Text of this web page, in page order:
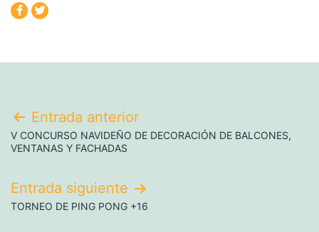
Entrada anterior
V CONCURSO NAVIDEÑO DE DECORACIÓN DE BALCONES,
VENTANAS Y FACHADAS
Entrada siguiente
TORNEO DE PING PONG +16